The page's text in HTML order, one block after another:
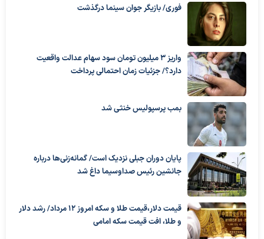
فوری/ بازیگر جوان سینما درگذشت
واریز ۳ میلیون تومان سود سهام عدالت واقعیت
دارد؟/ جزئیات زمان احتمالی پرداخت
بمب پرسپولیس خنثی شد
پایان دوران جبلی نزدیک است/ گمانه‌زنی‌ها درباره
جانشین رئیس صداوسیما داغ شد
قیمت دلار،قیمت طلا و سکه امروز ۱۲ مرداد/ رشد دلار
و طلا، افت قیمت سکه امامی